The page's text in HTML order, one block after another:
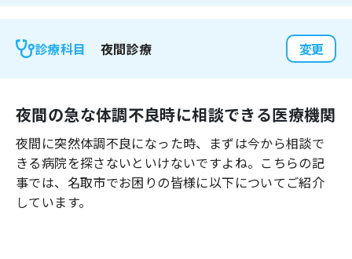
よくあるご質問
診療科目 夜間診療 変更
夜間の急な体調不良時に相談できる医療機関
夜間に突然体調不良になった時、まずは今から相談で
きる病院を探さないといけないですよね。こちらの記
事では、 名取市でお困りの皆様に以下についてご紹介
しています。